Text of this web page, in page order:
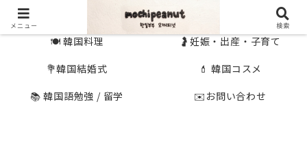
🍽 韓国料理
🤰妊娠・出産・子育て
💐韓国結婚式
💄 韓国コスメ
📚 韓国語勉強 / 留学
✉️お問い合わせ
メニュー 検索